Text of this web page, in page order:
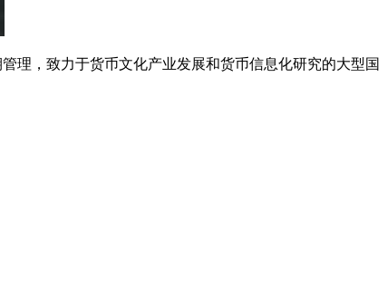
理，致力于货币文化产业发展和货币信息化研究的大型国